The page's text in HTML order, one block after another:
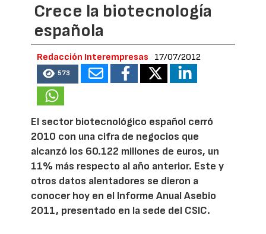
Crece la biotecnología
española
Redacción Interempresas 17/07/2012
573
El sector biotecnológico español cerró
2010 con una cifra de negocios que
alcanzó los 60.122 millones de euros, un
11% más respecto al año anterior. Este y
otros datos alentadores se dieron a
conocer hoy en el Informe Anual Asebio
2011, presentado en la sede del CSIC.